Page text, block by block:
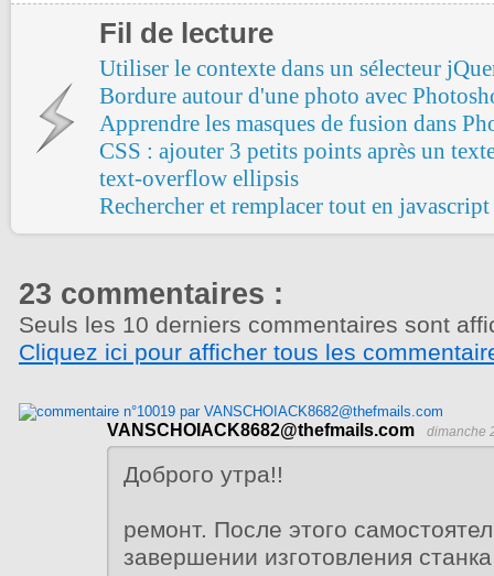
Fil de lecture
Utiliser le contexte dans un sélecteur
Bordure autour d'une photo avec
Apprendre les masques de fusion dans
CSS : ajouter 3 petits points après un
text-overflow ellipsis
Rechercher et remplacer tout en javascript
23 commentaires :
Seuls les 10 derniers commentaires sont
Cliquez ici pour afficher tous les
VANSCHOIACK8682@thefmails.com dimanche
Доброго утра!!
ремонт. После этого
завершении изготовления